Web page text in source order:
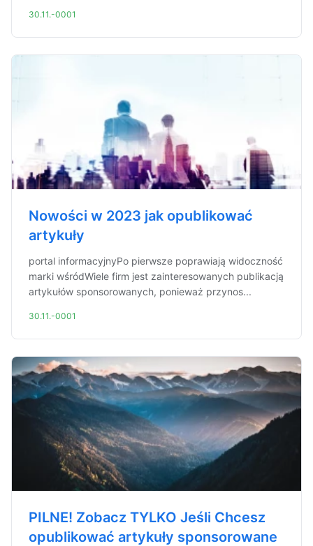
30.11.-0001
Nowości w 2023 jak opublikować
artykuły
portal informacyjnyPo pierwsze poprawiają widoczność
marki wśródWiele firm jest zainteresowanych publikacją
artykułów sponsorowanych, ponieważ przynos...
30.11.-0001
PILNE! Zobacz TYLKO Jeśli Chcesz
opublikować artykuły sponsorowane